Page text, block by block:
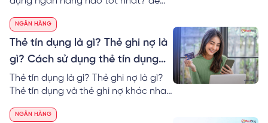
thẻ tín dụng các ngân hàng cũng
như gợi ý Top 10 ngân hàng làm thẻ
tín dụng tốt nhất hiện nay.
NGÂN HÀNG
Thẻ tín dụng là gì? Thẻ ghi nợ là
gì? Cách sử dụng thẻ tín dụng
dễ nhất
Thẻ tín dụng là gì? Thẻ ghi nợ là gì?
Thẻ tín dụng và thẻ ghi nợ khác nhau
dụng và cách sử dụng thẻ tín dụng
NGÂN HÀNG